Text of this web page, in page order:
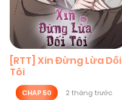
[RTT] Xin Đừng Lừa Dối
Tôi
CHAP 50 2 tháng trước